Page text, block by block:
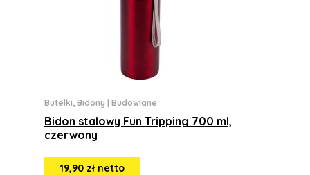
Butelki, Bidony Budowlane
Bidon stalowy Fun Tripping 700 ml,
czerwony
19,90 zł netto